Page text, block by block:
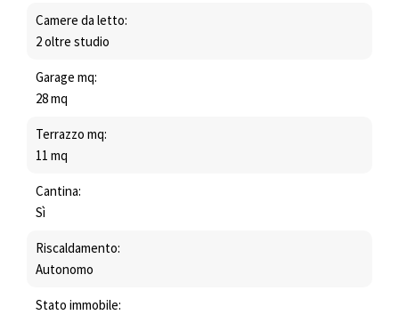
Camere da letto:
2 oltre studio
Garage mq:
28 mq
Terrazzo mq:
11 mq
Cantina:
Sì
Riscaldamento:
Autonomo
Stato immobile: